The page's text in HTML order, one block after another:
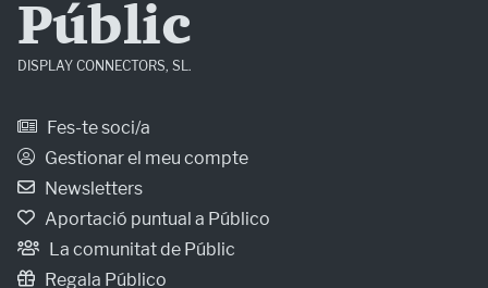
Públic
DISPLAY CONNECTORS, SL.
Fes-te soci/a
Gestionar el meu compte
Newsletters
Aportació puntual a Público
La comunitat de Públic
Regala Público